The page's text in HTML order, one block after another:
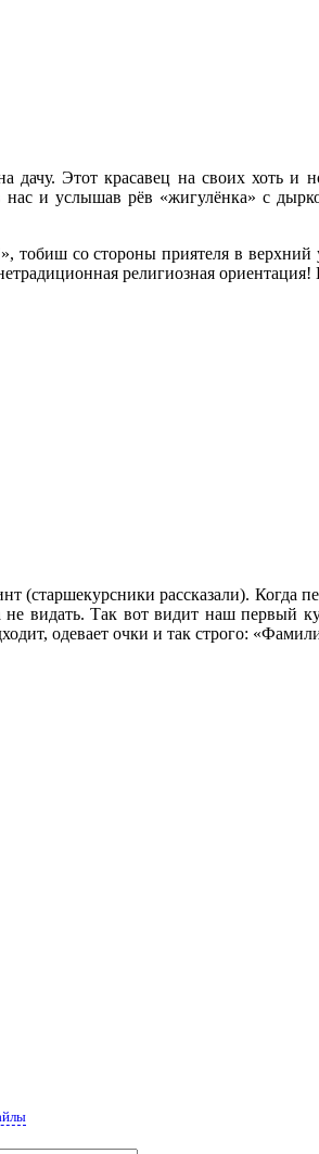
Этот красавец на своих хоть и
нас и услышав рёв «жигулёнка» с
со стороны приятеля в
религиозная
(старшекурсники рассказали).
не видать. Так вот видит наш первый
одевает очки и так строго: